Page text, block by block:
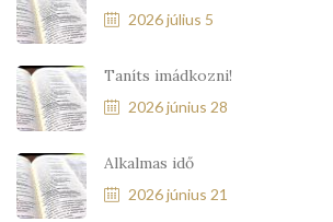
2026 július 5
Taníts imádkozni!
2026 június 28
Alkalmas idő
2026 június 21